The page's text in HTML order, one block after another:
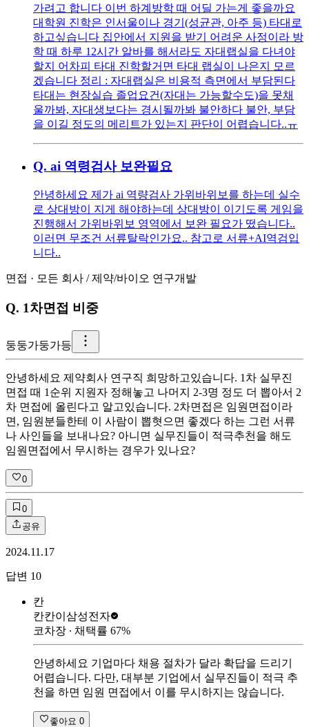
가려고 합니다 이번 하계방학 때 어딜 가는게 좋을까요
대학원 진학은 인서울이나 경기(성균관, 아주 등) 타대로
하고싶습니다 집안에서 지원을 받기 어려운 사정이라 방
학 때 하루 12시간 알바를 해서라도 자대랩실을 다녀야
할지 어차피 타대 진학할거면 타대 랩실이 나은지 모르
겠습니다 정리 : 자대랩실은 비용적 측면에서 부담된다
타대는 현장실습 졸업요건(자대는 가능할수도)을 못채
울까봐, 자대생보다는 경시될까봐 불안하다 불안, 부담
을 이길 정도의 메리트가 있는지 판단이 어렵습니다..ㅠ
Q. ai 역령검사 보완필요
안녕하세요 제가 ai 역량검사 가위바위보를 하는데 실수
로 상대방이 지게 해야하는데 상대방이 이기도록 게임을
진행해서 가위바위보 영역에서 보완 필요가 떴습니다..
이러면 무조건 서류탈락인가요.. 참고로 서류+AI역검입
니다..
면접 · 모든 회사 /제약/바이오 연구개발
Q. 1차면접 비중
둥둥가둥가등
안녕하세요 제약회사 연구직 희망하고있습니다. 1차 실무진
면접 때 1순위 지원자 정해놓고 나머지 2-3명 정도 더 뽑아서 2
차 면접에 올린다고 알고있습니다. 2차면접은 임원면접이라
면, 임원분들한테 이 사람이 뽑혓으면 좋겠다 하는 그런 서류
나 사인들을 보내나요? 아니면 실무진들이 적극추천을 해도
임원면접에서 무시하는 경우가 있나요?
0
0
공유
2024.11.17
답변 10
칸
칸칸이 삼성전자
코차장 ∙ 채택률 67%
안녕하세요 기업마다 채용 절차가 달라 확답을 드리기
어렵습니다. 다만, 대부분 기업에서 실무진들이 적극 추
천을 하면 임원 면접에서 이를 무시하지는 않습니다.
좋아요 0